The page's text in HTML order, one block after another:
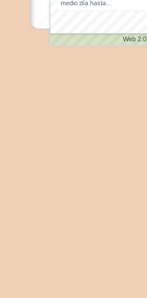
medio día hasta...
Web 2.0